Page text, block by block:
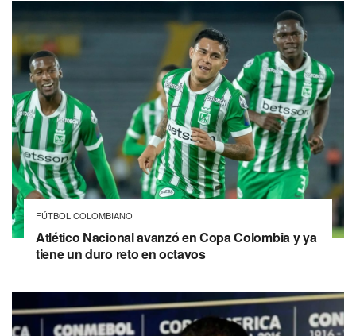
FÚTBOL COLOMBIANO
Atlético Nacional avanzó en Copa Colombia y ya
tiene un duro reto en octavos